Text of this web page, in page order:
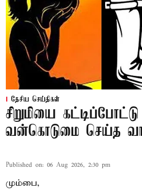
தேசிய செய்திகள்
சிறுமியை
வன்கொடுமை செய்த
Published on: 06 Aug 2026, 2:30 pm
மும்பை,